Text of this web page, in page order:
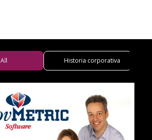
All Historia corporativa